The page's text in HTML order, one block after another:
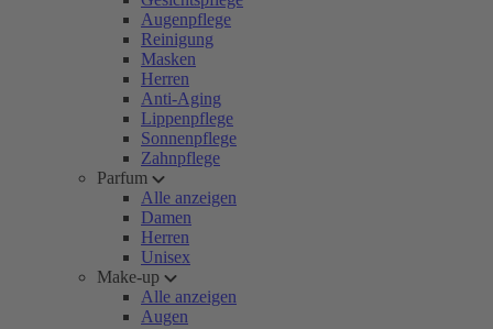
Augenpflege
Reinigung
Masken
Herren
Anti-Aging
Lippenpflege
Sonnenpflege
Zahnpflege
Parfum
Alle anzeigen
Damen
Herren
Unisex
Make-up
Alle anzeigen
Augen